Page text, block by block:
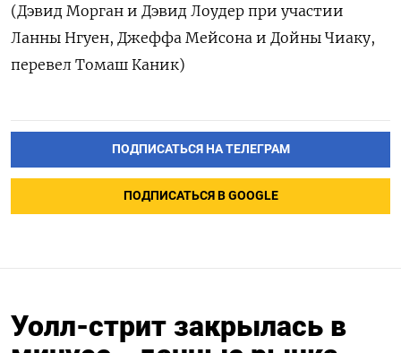
(Дэвид Морган и Дэвид Лоудер при участии
Ланны Нгуен, Джеффа Мейсона и Дойны Чиаку,
перевел Томаш Каник)
ПОДПИСАТЬСЯ НА ТЕЛЕГРАМ
ПОДПИСАТЬСЯ В GOOGLE
Уолл-стрит закрылась в